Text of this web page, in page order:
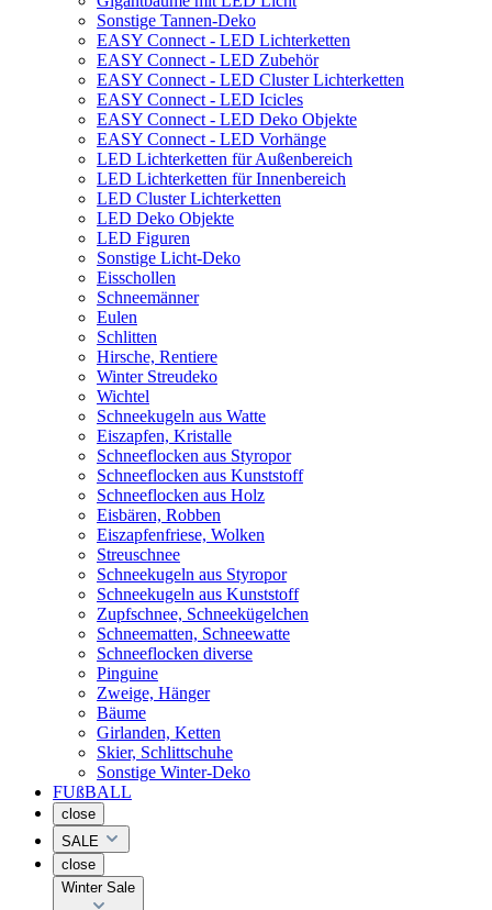
Sonstige Tannen-Deko
EASY Connect - LED Lichterketten
EASY Connect - LED Zubehör
EASY Connect - LED Cluster Lichterketten
EASY Connect - LED Icicles
EASY Connect - LED Deko Objekte
EASY Connect - LED Vorhänge
LED Lichterketten für Außenbereich
LED Lichterketten für Innenbereich
LED Cluster Lichterketten
LED Deko Objekte
LED Figuren
Sonstige Licht-Deko
Eisschollen
Schneemänner
Eulen
Schlitten
Hirsche, Rentiere
Winter Streudeko
Wichtel
Schneekugeln aus Watte
Eiszapfen, Kristalle
Schneeflocken aus Styropor
Schneeflocken aus Kunststoff
Schneeflocken aus Holz
Eisbären, Robben
Eiszapfenfriese, Wolken
Streuschnee
Schneekugeln aus Styropor
Schneekugeln aus Kunststoff
Zupfschnee, Schneekügelchen
Schneematten, Schneewatte
Schneeflocken diverse
Pinguine
Zweige, Hänger
Bäume
Girlanden, Ketten
Skier, Schlittschuhe
Sonstige Winter-Deko
FUßBALL
close
SALE
close
Winter Sale